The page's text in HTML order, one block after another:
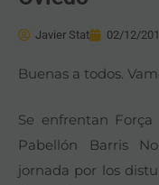
Javier Stat 02/12/
Buenas a todos.
Se enfrentan
Pabellón Barris
jornada por los